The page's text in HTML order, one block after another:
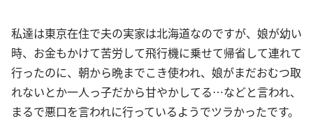
私達は東京在住で夫の実家は北海道なのですが、娘が幼い
時、お金もかけて苦労して飛行機に乗せて帰省して連れて
行ったのに、朝から晩までこき使われ、娘がまだおむつ取
れないとか一人っ子だから甘やかしてる…などと言われ、
まるで悪口を言われに行っているようでツラかったです。